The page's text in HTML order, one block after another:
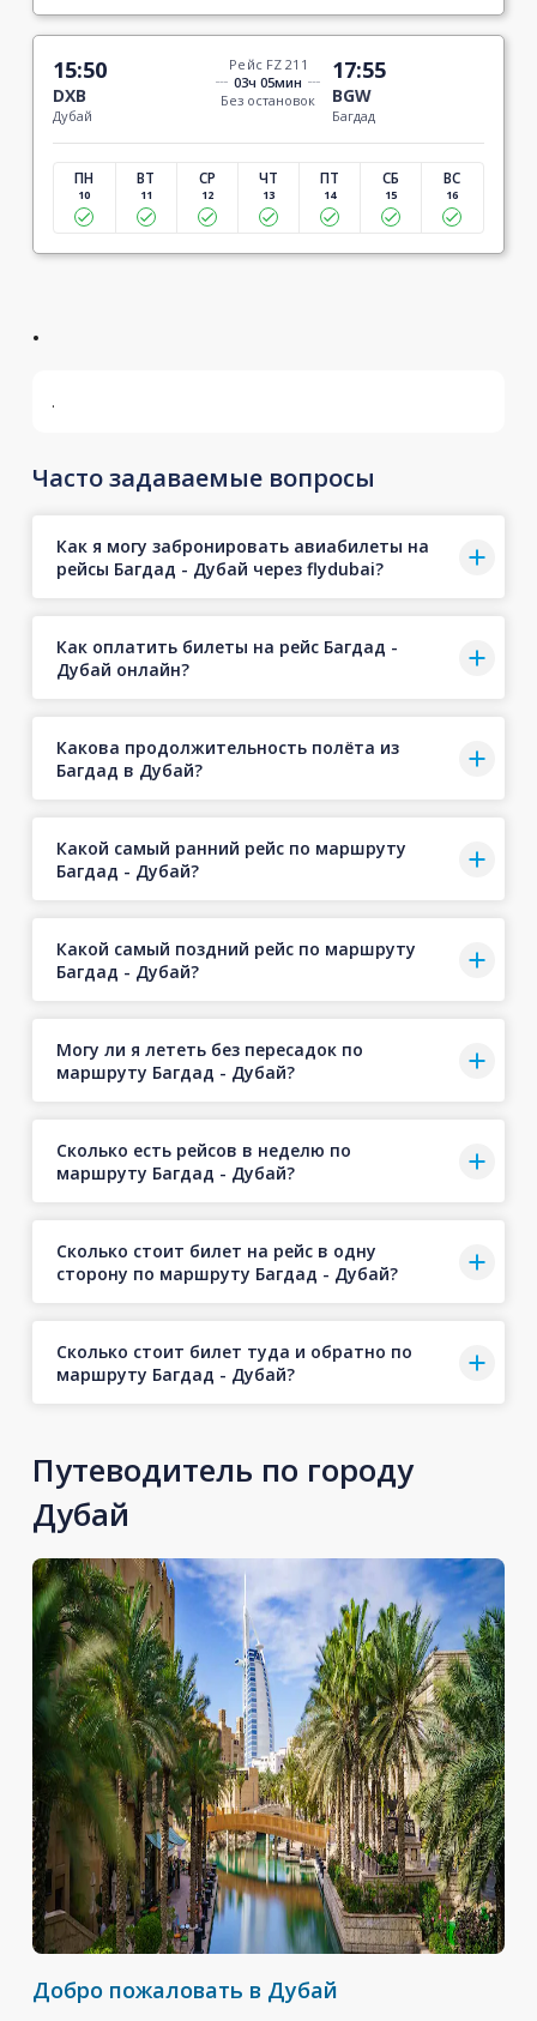
15:50
DXB
Дубай
Рейс FZ 211
03ч 05мин
Без остановок
17:55
BGW
Багдад
ПН
10
ВТ
11
СР
12
ЧТ
13
ПТ
14
СБ
15
ВС
16
.
.
Часто задаваемые вопросы
Как я могу забронировать авиабилеты на
рейсы Багдад - Дубай через flydubai?
Как оплатить билеты на рейс Багдад -
Дубай онлайн?
Какова продолжительность полёта из
Багдад в Дубай?
Какой самый ранний рейс по маршруту
Багдад - Дубай?
Какой самый поздний рейс по маршруту
Багдад - Дубай?
Могу ли я лететь без пересадок по
маршруту Багдад - Дубай?
Сколько есть рейсов в неделю по
маршруту Багдад - Дубай?
Сколько стоит билет на рейс в одну
сторону по маршруту Багдад - Дубай?
Сколько стоит билет туда и обратно по
маршруту Багдад - Дубай?
Путеводитель по городу
Дубай
Добро пожаловать в Дубай